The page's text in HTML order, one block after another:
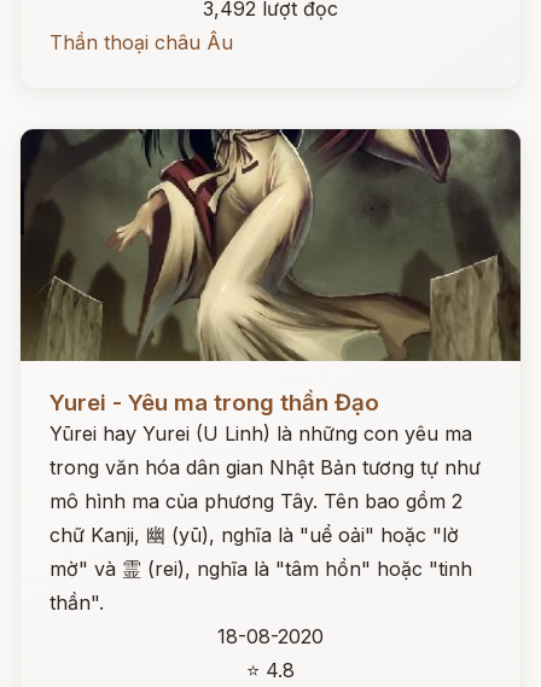
3,492 lượt đọc
Thần thoại châu Âu
Yurei - Yêu ma trong thần Đạo
Yūrei hay Yurei (U Linh) là những con yêu ma
trong văn hóa dân gian Nhật Bản tương tự như
mô hình ma của phương Tây. Tên bao gồm 2
chữ Kanji, 幽 (yū), nghĩa là "uể oải" hoặc "lờ
mờ" và 霊 (rei), nghĩa là "tâm hồn" hoặc "tinh
thần".
18-08-2020
⭐ 4.8